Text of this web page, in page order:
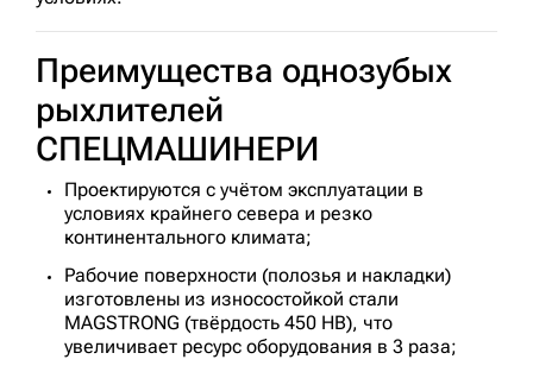
Преимущества однозубых
рыхлителей
СПЕЦМАШИНЕРИ
Проектируются с учётом эксплуатации в
условиях крайнего севера и резко
континентального климата;
Рабочие поверхности (полозья и накладки)
изготовлены из износостойкой стали
MAGSTRONG (твёрдость 450 HB), что
увеличивает ресурс оборудования в 3 раза;